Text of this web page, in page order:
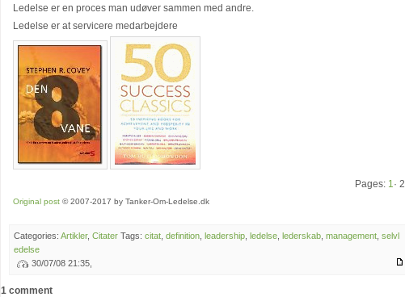
Ledelse er en proces man udøver sammen med andre.
Ledelse er at servicere medarbejdere
Pages: 1 · 2
Original post © 2007-2017 by Tanker-Om-Ledelse.dk
Categories: Artikler, Citater Tags: citat definition leadership ledelse lederskab management selvl
edelse
30/07/08 21:35,
1 comment